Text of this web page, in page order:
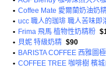
• Coffee Mate 愛爾蘭奶油奶
• ucc 職人的珈琲 職人苦味即
• Frima 飛馬 植物性奶精粉
• 貝妮 特級奶精 $90
• BARISTA COFFEE 西雅圖
• COFFEE TREE 咖啡樹 檳